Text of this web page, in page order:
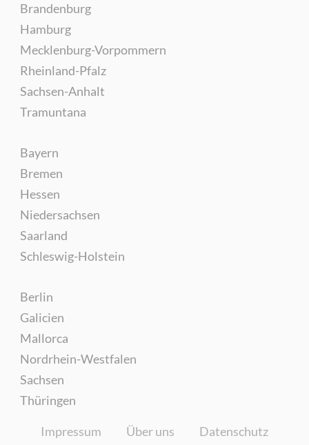
Brandenburg
Hamburg
Mecklenburg-Vorpommern
Rheinland-Pfalz
Sachsen-Anhalt
Tramuntana
Bayern
Bremen
Hessen
Niedersachsen
Saarland
Schleswig-Holstein
Berlin
Galicien
Mallorca
Nordrhein-Westfalen
Sachsen
Thüringen
Impressum Über uns
Datenschutz